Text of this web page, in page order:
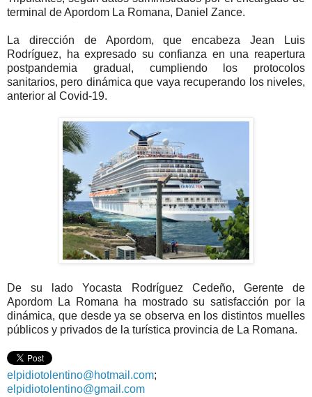
terminal de Apordom La Romana, Daniel Zance.
La dirección de Apordom, que encabeza Jean Luis
Rodríguez, ha expresado su confianza en una reapertura
postpandemia gradual, cumpliendo los protocolos
sanitarios, pero dinámica que vaya recuperando los niveles,
anterior al Covid-19.
De su lado Yocasta Rodríguez Cedeño, Gerente de
Apordom La Romana ha mostrado su satisfacción por la
dinámica, que desde ya se observa en los distintos muelles
públicos y privados de la turística provincia de La Romana.
elpidiotolentino@hotmail.com;
elpidiotolentino@gmail.com